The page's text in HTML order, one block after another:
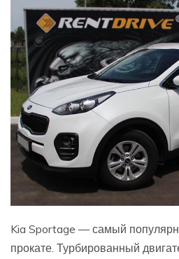
Kia Sportage — самый
прокате. Турбированный